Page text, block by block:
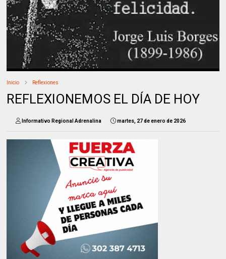
Inicio Reflexiones
REFLEXIONEMOS EL DÍA DE HOY
Informativo Regional Adrenalina martes, 27 de enero de 2026